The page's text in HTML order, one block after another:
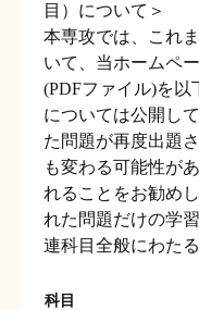
目）について＞
本専攻では、これ
いて、当ホームペ
(PDFファイル)を以
については公開し
た問題が再度出題
も変わる可能性が
れることをお勧め
れた問題だけの学
連科目全般にわた
科目